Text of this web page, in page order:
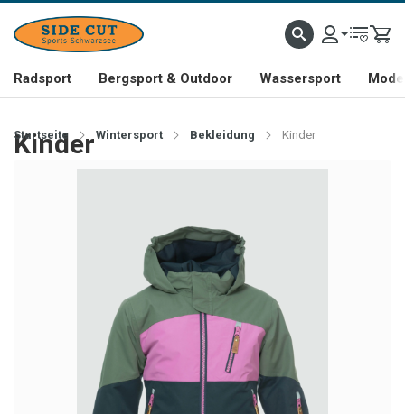
Radsport Bergsport & Outdoor Wassersport
Startseite Wintersport Bekleidung Kinder
Kinder